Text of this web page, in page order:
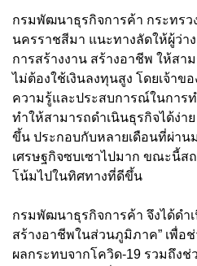
กรมพัฒนาธุรกิจการค้า กระทร
นครราชสีมา แนะทางลัดให้ผู้ว่า
การสร้างงาน สร้างอาชีพ ให้สา
ไม่ต้องใช้เงินลงทุนสูง โดยเจ้าข
ความรู้และประสบการณ์ในการ
ทำให้สามารถดำเนินธุรกิจได้ง่า
ขึ้น ประกอบกับหลายเดือนที่ผ่าน
เศรษฐกิจซบเซาไปมาก ขณะนี้
โน้มไปในทิศทางที่ดีขึ้น
กรมพัฒนาธุรกิจการค้า จึงได้ดำ
สร้างอาชีพในส่วนภูมิภาค” เพื่อ
ผลกระทบจากโควิด-19 รวมถึง